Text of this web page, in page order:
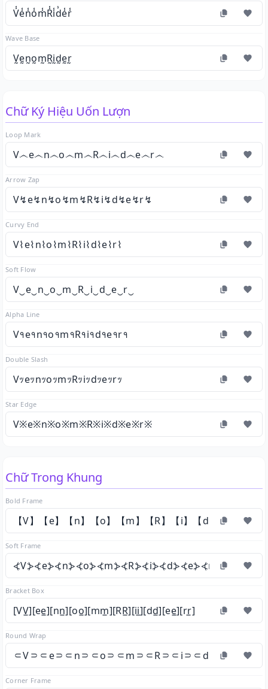
V̾e̾n̾o̾m̾R̾i̾d̾e̾r̾
Wave Base
V̰ḛn̰o̰m̰R̰ḭd̰ḛr̰
Chữ Ký Hiệu Uốn Lượn
Loop Mark
V෴e෴n෴o෴m෴R෴i෴d෴e෴r෴
Arrow Zap
V↯e↯n↯o↯m↯R↯i↯d↯e↯r↯
Curvy End
V⌇e⌇n⌇o⌇m⌇R⌇i⌇d⌇e⌇r⌇
Soft Flow
V‿e‿n‿o‿m‿R‿i‿d‿e‿r‿
Alpha Line
V१e१n१o१m१R१i१d१e१r१
Double Slash
VｯeｯnｯoｯmｯRｯiｯdｯeｯrｯ
Star Edge
V※e※n※o※m※R※i※d※e※r※
Chữ Trong Khung
Bold Frame
【V】【e】【n】【o】【m】【R】【i】【d】【e】【r】
Soft Frame
⦓V⦔⦓e⦔⦓n⦔⦓o⦔⦓m⦔⦓R⦔⦓i⦔⦓d⦔⦓e⦔⦓r⦔
Bracket Box
[VV̲][ee̲][nn̲][oo̲][mm̲][RR̲][ii̲][dd̲][ee̲][rr̲]
Round Wrap
⸦V⸧⸦e⸧⸦n⸧⸦o⸧⸦m⸧⸦R⸧⸦i⸧⸦d⸧⸦e⸧⸦r⸧
Corner Frame